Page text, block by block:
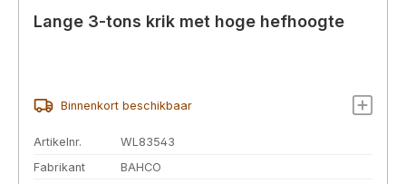
Lange 3-tons krik met hoge hefhoogte
Binnenkort beschikbaar
Artikelnr.
WL83543
Fabrikant
BAHCO